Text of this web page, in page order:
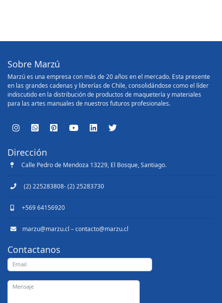
Sobre Marzú
Marzú es una empresa con más de 20 años en el mercado. Esta presente
en las grandes cadenas y librerías de Chile, consolidándose como el líder
indiscutido en la distribución de productos de maquetería y materiales
para las artes manuales de nuestros futuros profesionales.
Dirección
Calle Pedro de Mendoza 13229, El Bosque, Santiago.
(2) 225283808- (2) 25283730
+569 64156920
marzu@marzu.cl – contacto@marzu.cl
Contactanos